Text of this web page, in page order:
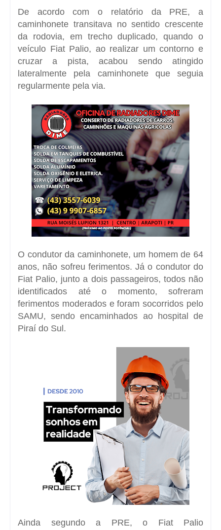
De acordo com o relatório da PRE, a
caminhonete transitava no sentido crescente
da rodovia, em trecho duplicado, quando o
veículo Fiat Palio, ao realizar um contorno e
cruzar a pista, acabou sendo atingido
lateralmente pela caminhonete que seguia
regularmente pela via.
O condutor da caminhonete, um homem de 64
anos, não sofreu ferimentos. Já o condutor do
Fiat Palio, junto a dois passageiros, todos não
identificados até o momento, sofreram
ferimentos moderados e foram socorridos pelo
SAMU, sendo encaminhados ao hospital de
Piraí do Sul.
Ainda segundo a PRE, o Fiat Palio